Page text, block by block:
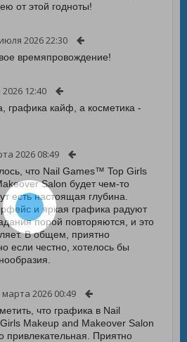
от этой годноты!
2026 22:30
времяпровождение!
12:40
графика кайф, а косметика -
2026 08:49
что Nail Games™ Top Girls
Salon будет чем-то
есть настоящая глубина.
и яркая графика радуют
порой повторяются, и это
В общем, приятно
если честно, хотелось бы
марта 2026 00:49
что графика в Nail
Makeup and Makeover Salon
привлекательная. Приятно